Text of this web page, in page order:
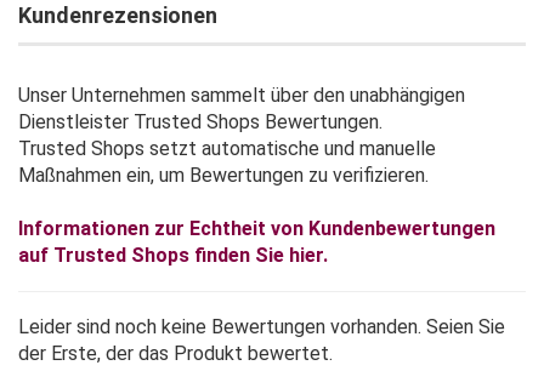
Kundenrezensionen
Unser Unternehmen sammelt über den unabhängigen
Dienstleister Trusted Shops Bewertungen.
Trusted Shops setzt automatische und manuelle
Maßnahmen ein, um Bewertungen zu verifizieren.
Informationen zur Echtheit von Kundenbewertungen
auf Trusted Shops finden Sie hier.
Leider sind noch keine Bewertungen vorhanden. Seien Sie
der Erste, der das Produkt bewertet.